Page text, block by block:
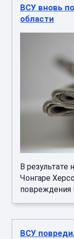
ВСУ вновь
области
В результате
Чонгаре
повреждения
ВСУ